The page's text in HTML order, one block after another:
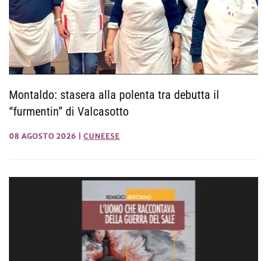
Montaldo: stasera alla polenta tra debutta il
“furmentin” di Valcasotto
08 AGOSTO 2026 CUNEESE